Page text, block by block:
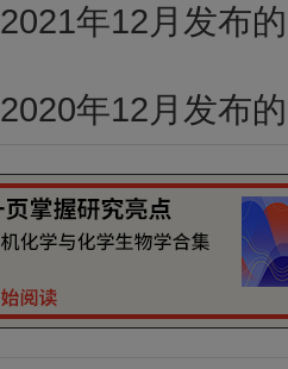
2021年12月发布
2020年12月发布